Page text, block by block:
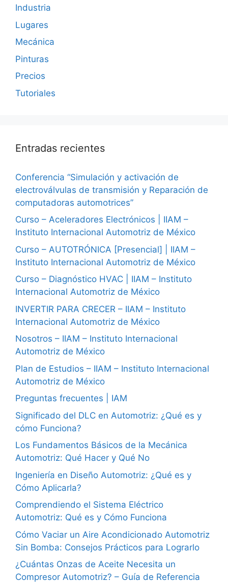
Industria
Lugares
Mecánica
Pinturas
Precios
Tutoriales
Entradas recientes
Conferencia “Simulación y activación de
electroválvulas de transmisión y Reparación de
computadoras automotrices”
Curso – Aceleradores Electrónicos | IIAM –
Instituto Internacional Automotriz de México
Curso – AUTOTRÓNICA [Presencial] | IIAM –
Instituto Internacional Automotriz de México
Curso – Diagnóstico HVAC | IIAM – Instituto
Internacional Automotriz de México
INVERTIR PARA CRECER – IIAM – Instituto
Internacional Automotriz de México
Nosotros – IIAM – Instituto Internacional
Automotriz de México
Plan de Estudios – IIAM – Instituto Internacional
Automotriz de México
Preguntas frecuentes | IAM
Significado del DLC en Automotriz: ¿Qué es y
cómo Funciona?
Los Fundamentos Básicos de la Mecánica
Automotriz: Qué Hacer y Qué No
Ingeniería en Diseño Automotriz: ¿Qué es y
Cómo Aplicarla?
Comprendiendo el Sistema Eléctrico
Automotriz: Qué es y Cómo Funciona
Cómo Vaciar un Aire Acondicionado Automotriz
Sin Bomba: Consejos Prácticos para Lograrlo
¿Cuántas Onzas de Aceite Necesita un
Compresor Automotriz? – Guía de Referencia